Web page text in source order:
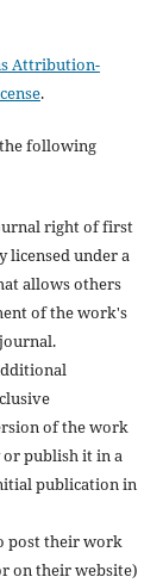
Attribution-
.
following
right of first
under a
allows others
of the work's
of the work
publish it in a
publication in
post their work
on their website)